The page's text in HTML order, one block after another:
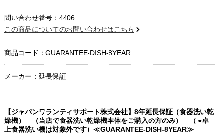
問い合わせ番号：4406
この商品についてのお問い合わせはこちら
商品コード： GUARANTEE-DISH-8YEAR
メーカー：延長保証
【ジャパンワランティサポート株式会社】8年延長保証（食器洗い乾
燥機） （当店で食器洗い乾燥機本体をご購入の方のみ） （ ●卓
上食器洗い機は対象外です）≪GUARANTEE-DISH-8YEAR≫